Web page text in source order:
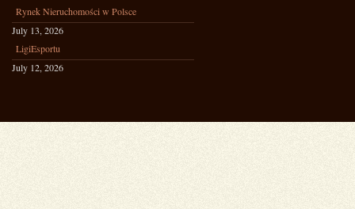
Rynek Nieruchomości w Polsce
July 13, 2026
LigiEsportu
July 12, 2026